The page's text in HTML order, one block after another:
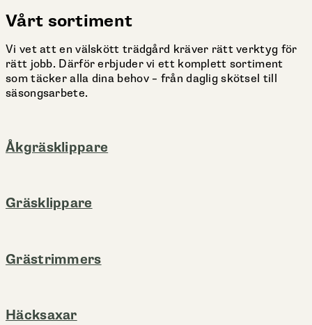
Vårt sortiment
Vi vet att en välskött trädgård kräver rätt verktyg för
rätt jobb. Därför erbjuder vi ett komplett sortiment
som täcker alla dina behov – från daglig skötsel till
säsongsarbete.
Åkgräsklippare
Gräsklippare
Grästrimmers
Häcksaxar